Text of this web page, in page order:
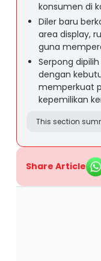
konsumen di
Diler baru
area display,
guna
Serpong
dengan
memperkuat
kepemilikan
This section
Share Article